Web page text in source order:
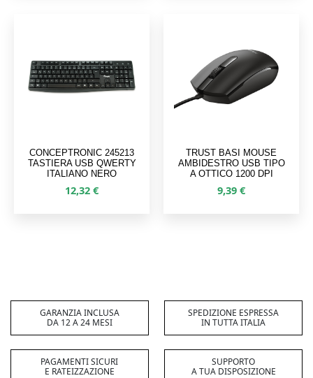
CONCEPTRONIC 245213
TASTIERA USB QWERTY
ITALIANO NERO
12,32 €
TRUST BASI MOUSE
AMBIDESTRO USB TIPO
A OTTICO 1200 DPI
9,39 €
GARANZIA INCLUSA
DA 12 A 24 MESI
SPEDIZIONE ESPRESSA
IN TUTTA ITALIA
PAGAMENTI SICURI
E RATEIZZAZIONE
SUPPORTO
A TUA DISPOSIZIONE